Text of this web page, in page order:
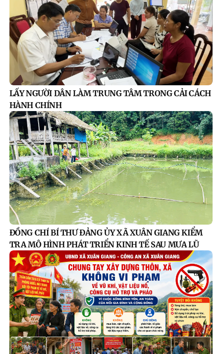
LẤY NGƯỜI DÂN LÀM TRUNG TÂM TRONG CẢI CÁCH
HÀNH CHÍNH
ĐỒNG CHÍ BÍ THƯ ĐẢNG ỦY XÃ XUÂN GIANG KIỂM
TRA MÔ HÌNH PHÁT TRIỂN KINH TẾ SAU MƯA LŨ